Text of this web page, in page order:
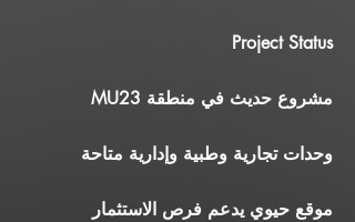
Project Status
مشروع حديث في منطقة MU23
وحدات تجارية وطبية وإدارية متاحة
موقع حيوي يدعم فرص الاستثمار